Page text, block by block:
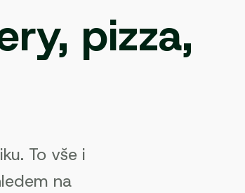
pizza,
To vše i
na